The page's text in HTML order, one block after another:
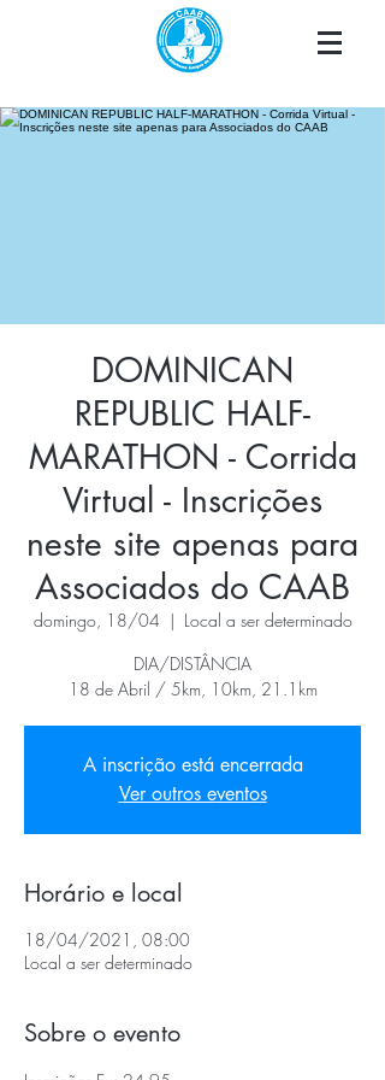
DOMINICAN
REPUBLIC HALF-
MARATHON - Corrida
Virtual - Inscrições
neste site apenas para
Associados do CAAB
domingo, 18/04
  |
Local a ser determinado
DIA/DISTÂNCIA
18 de Abril / 5km, 10km, 21.1km
A inscrição está encerrada
Ver outros eventos
Horário e local
18/04/2021, 08:00
Local a ser determinado
Sobre o evento